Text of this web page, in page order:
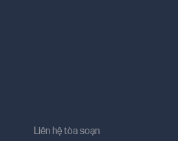
Liên hệ tòa soạn